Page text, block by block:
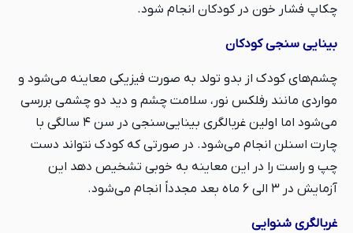
چکاپ فشار خون در کودکان انجام شود.
بینایی سنجی کودکان
چشم‌های کودک از بدو تولد به صورت فیزیکی معاینه می‌شود و
مواردی مانند رفلکس نور، سلامت چشم و دید دو چشمی بررسی
می‌شود اما اولین غربالگری بینایی‌سنجی در سن ۴ سالگی با
چارت اسنلن انجام می‌شود. در صورتی که کودک نتواند دست
چپ و راست را در این معاینه به خوبی تشخیص دهد این
آزمایش در ۳ الی ۶ ماه بعد مجدداً انجام می‌شود.
غربالگری شنوایی